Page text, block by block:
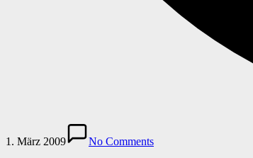
1. März 2009
No Comments